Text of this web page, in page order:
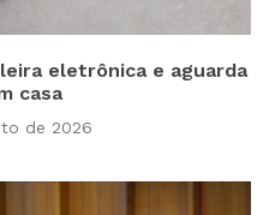
eletrônica e aguarda
casa
de 2026